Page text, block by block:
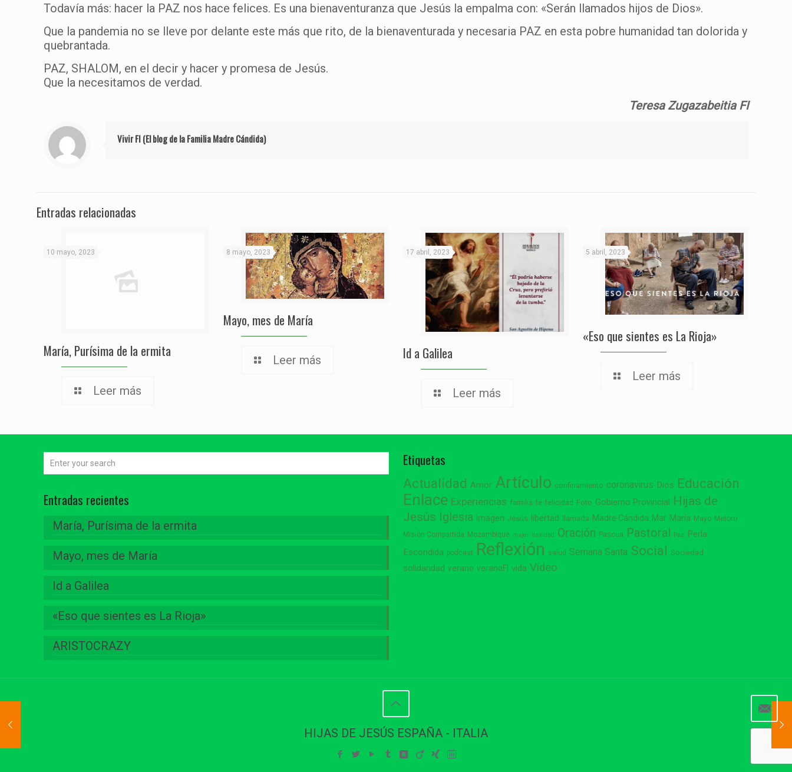
Todavía más: hacer la PAZ nos hace felices. Es una bienaventuranza que Jesús la empalma con: «Serán llamados hijos de Dios».
Que la pandemia no se lleve por delante este más que rito, de la bienaventurada y necesaria PAZ en esta pobre humanidad tan dolorida y
quebrantada.
PAZ, SHALOM, en el decir y hacer y promesa de Jesús.
Que la necesitamos de verdad.
Teresa Zugazabeitia FI
Vivir FI (El blog de la Familia Madre Cándida)
Entradas relacionadas
10 mayo, 2023
María, Purísima de la ermita
Leer más
8 mayo, 2023
Mayo, mes de María
Leer más
17 abril, 2023
Id a Galilea
Leer más
5 abril, 2023
«Eso que sientes es La Rioja»
Leer más
Entradas recientes
María, Purísima de la ermita
Mayo, mes de María
Id a Galilea
«Eso que sientes es La Rioja»
ARISTOCRAZY
Etiquetas
Actualidad Amor Artículo confinamiento coronavirus Dios Educación
Enlace Experiencias familia fe felicidad Foto Gobierno Provincial
Hijas de
Jesús Iglesia Imagen Jesús libertad llamada Madre Cándida Mar María Mayo Metoro
Misión Compartida Mozambique mujer navidad Oración Pascua Pastoral Paz Perla
Escondida podcast Reflexión salud Semana Santa Social Sociedad
solidaridad verano veranoFI vida Vídeo
HIJAS DE JESÚS ESPAÑA - ITALIA